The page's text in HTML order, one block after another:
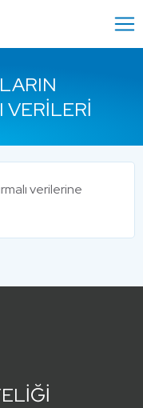
verilerine